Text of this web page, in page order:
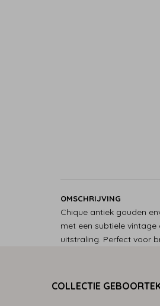
OMSCHRIJVING
Chique antiek gouden
met een subtiele
uitstraling. Perfect voor
COLLECTIE